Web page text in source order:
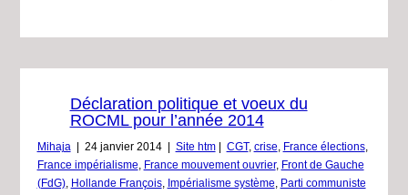
Déclaration politique et voeux du
ROCML pour l’année 2014
Mihaja 24 janvier 2014 Site htm CGT, crise France élections,
France impérialisme
France mouvement ouvrier, Front de Gauche
(FdG), Hollande François, Impérialisme système
Parti communiste